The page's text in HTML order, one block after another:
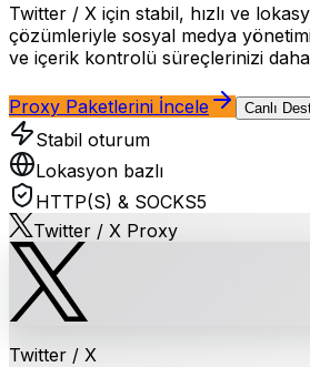
Twitter / X için stabil, hızlı ve
çözümleriyle sosyal medya
ve içerik kontrolü süreçlerinizi
Proxy Paketlerini İncele Canlı
Stabil oturum
Lokasyon bazlı
HTTP(S) & SOCKS5
Twitter / X Proxy
Twitter / X